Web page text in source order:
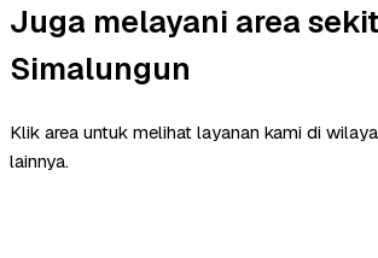
Juga melayani area
Simalungun
Klik area untuk melihat layanan kami di
lainnya.